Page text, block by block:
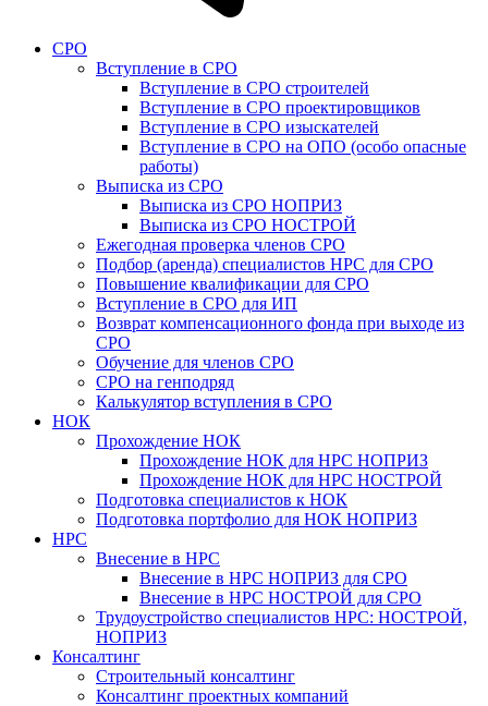
СРО
Вступление в СРО
Вступление в СРО строителей
Вступление в СРО проектировщиков
Вступление в СРО изыскателей
Вступление в СРО на ОПО (особо опасные
работы)
Выписка из СРО
Выписка из СРО НОПРИЗ
Выписка из СРО НОСТРОЙ
Ежегодная проверка членов СРО
Подбор (аренда) специалистов НРС для СРО
Повышение квалификации для СРО
Вступление в СРО для ИП
Возврат компенсационного фонда при выходе из
СРО
Обучение для членов СРО
СРО на генподряд
Калькулятор вступления в СРО
НОК
Прохождение НОК
Прохождение НОК для НРС НОПРИЗ
Прохождение НОК для НРС НОСТРОЙ
Подготовка специалистов к НОК
Подготовка портфолио для НОК НОПРИЗ
НРС
Внесение в НРС
Внесение в НРС НОПРИЗ для СРО
Внесение в НРС НОСТРОЙ для СРО
Трудоустройство специалистов НРС: НОСТРОЙ,
НОПРИЗ
Консалтинг
Строительный консалтинг
Консалтинг проектных компаний